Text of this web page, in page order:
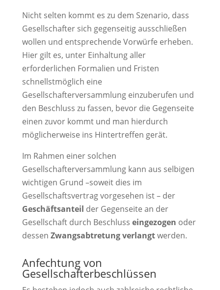
Nicht selten kommt es zu dem Szenario, dass
Gesellschafter sich gegenseitig ausschließen
wollen und entsprechende Vorwürfe erheben.
Hier gilt es, unter Einhaltung aller
erforderlichen Formalien und Fristen
schnellstmöglich eine
Gesellschafterversammlung einzuberufen und
den Beschluss zu fassen, bevor die Gegenseite
einen zuvor kommt und man hierdurch
möglicherweise ins Hintertreffen gerät.
Im Rahmen einer solchen
Gesellschafterversammlung kann aus selbigen
wichtigen Grund –soweit dies im
Gesellschaftsvertrag vorgesehen ist – der
Geschäftsanteil der Gegenseite an der
Gesellschaft durch Beschluss eingezogen oder
dessen Zwangsabtretung verlangtwerden.
Anfechtung von
Gesellschafterbeschlüssen